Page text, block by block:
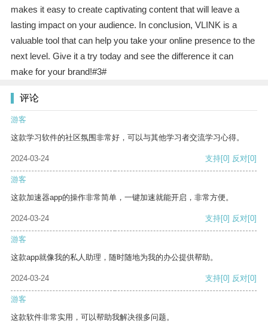
makes it easy to create captivating content that will leave a
lasting impact on your audience. In conclusion, VLINK is a
valuable tool that can help you take your online presence to the
next level. Give it a try today and see the difference it can
make for your brand!#3#
评论
游客
这款学习软件的社区氛围非常好，可以与其他学习者交流学习心得。
2024-03-24 支持[0] 反对[0]
游客
这款加速器app的操作非常简单，一键加速就能开启，非常方便。
2024-03-24 支持[0] 反对[0]
游客
这款app就像我的私人助理，随时随地为我的办公提供帮助。
2024-03-24 支持[0] 反对[0]
游客
这款软件非常实用，可以帮助我解决很多问题。